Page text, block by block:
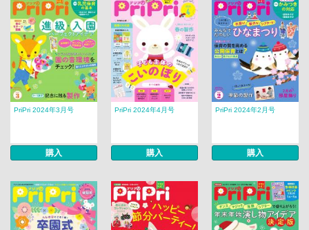
PriPri 2024年3月号
購入
PriPri 2024年4月号
購入
PriPri 2024年2月号
購入